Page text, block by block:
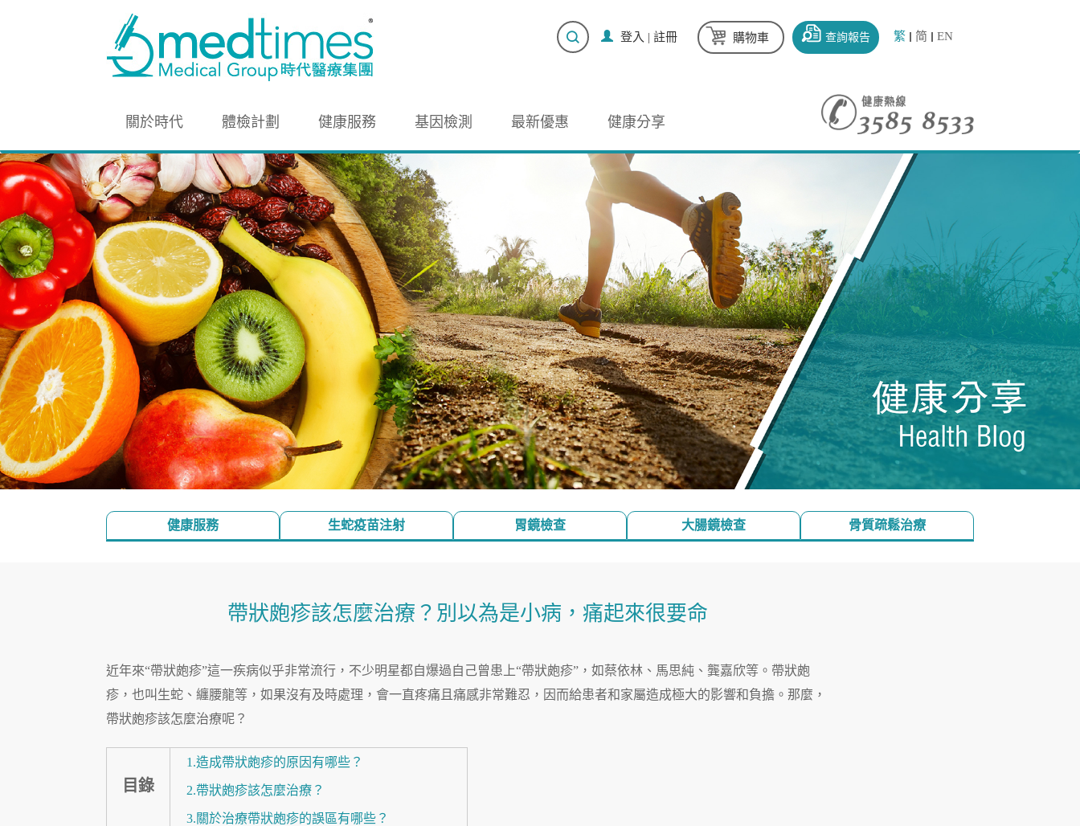
繁 简 EN
查詢報告
購物車
登入 | 註冊
關於時代 體檢計劃 健康服務 基因檢測 最新優惠 健康分享
健康服務 生蛇疫苗注射 胃鏡檢查 大腸鏡檢查 骨質疏鬆治療
帶狀皰疹該怎麼治療？別以為是小病，痛起來很要命
近年來“帶狀皰疹”這一疾病似乎非常流行，不少明星都自爆過自己曾患上“帶狀皰疹”，如蔡依林、馬思純、龔嘉欣等。帶狀皰
疹，也叫生蛇、纏腰龍等，如果沒有及時處理，會一直疼痛且痛感非常難忍，因而給患者和家屬造成極大的影響和負擔。那麼，
帶狀皰疹該怎麼治療呢？
目錄
1.造成帶狀皰疹的原因有哪些？
2.帶狀皰疹該怎麼治療？
3.關於治療帶狀皰疹的誤區有哪些？